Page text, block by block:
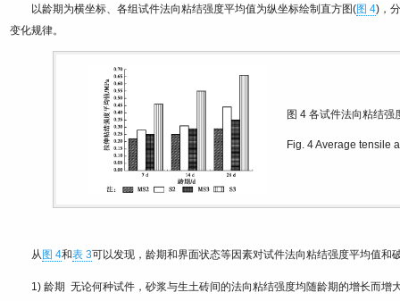
以龄期为横坐标、各组试件法向粘结强度平均值为纵坐标绘制直方图(图 4)，
变化规律。
图 4各试件法向粘结强
Fig. 4Average tensile
从 图 4和表 3可以发现，龄期和界面状态等因素对试件法向粘结强度平均值和
1) 龄期 无论何种试件，砂浆与生土砖间的法向粘结强度均随龄期的增长而增